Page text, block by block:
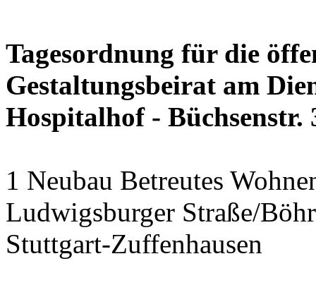
Tagesordnung für die
Gestaltungsbeirat am
Hospitalhof - Büchsenstr.
1 Neubau Betreutes
Ludwigsburger Straße/
Stuttgart-Zuffenhausen